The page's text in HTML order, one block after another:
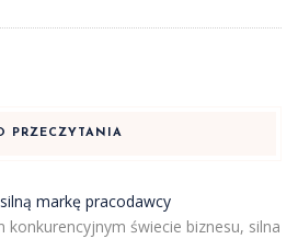
PRZECZYTANIA
markę pracodawcy
konkurencyjnym świecie biznesu, silna